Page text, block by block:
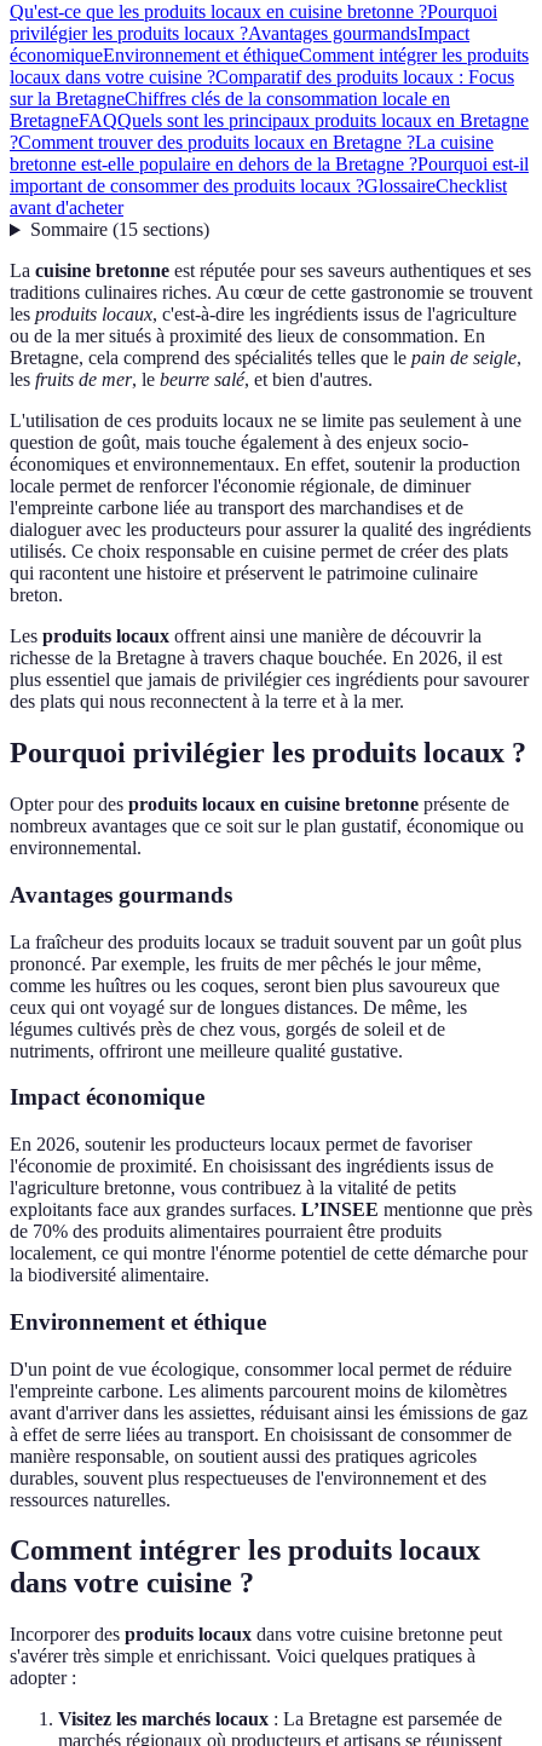
Qu'est-ce que les produits locaux en cuisine bretonne ?Pourquoi
privilégier les produits locaux ?Avantages gourmandsImpact
économiqueEnvironnement et éthiqueComment intégrer les produits
locaux dans votre cuisine ?Comparatif des produits locaux : Focus
sur la BretagneChiffres clés de la consommation locale en
BretagneFAQQuels sont les principaux produits locaux en Bretagne
?Comment trouver des produits locaux en Bretagne ?La cuisine
bretonne est-elle populaire en dehors de la Bretagne ?Pourquoi est-il
important de consommer des produits locaux ?GlossaireChecklist
avant d'acheter
Sommaire(15 sections)
La cuisine bretonne est réputée pour ses saveurs authentiques et ses
traditions culinaires riches. Au cœur de cette gastronomie se trouvent
les produits locaux, c'est-à-dire les ingrédients issus de l'agriculture
ou de la mer situés à proximité des lieux de consommation. En
Bretagne, cela comprend des spécialités telles que le pain de seigle,
les fruits de mer, le beurre salé, et bien d'autres.
L'utilisation de ces produits locaux ne se limite pas seulement à une
question de goût, mais touche également à des enjeux socio-
économiques et environnementaux. En effet, soutenir la production
locale permet de renforcer l'économie régionale, de diminuer
l'empreinte carbone liée au transport des marchandises et de
dialoguer avec les producteurs pour assurer la qualité des ingrédients
utilisés. Ce choix responsable en cuisine permet de créer des plats
qui racontent une histoire et préservent le patrimoine culinaire
breton.
Les produits locaux offrent ainsi une manière de découvrir la
richesse de la Bretagne à travers chaque bouchée. En 2026, il est
plus essentiel que jamais de privilégier ces ingrédients pour savourer
des plats qui nous reconnectent à la terre et à la mer.
Pourquoi privilégier les produits locaux ?
Opter pour des produits locaux en cuisine bretonne présente de
nombreux avantages que ce soit sur le plan gustatif, économique ou
environnemental.
Avantages gourmands
La fraîcheur des produits locaux se traduit souvent par un goût plus
prononcé. Par exemple, les fruits de mer pêchés le jour même,
comme les huîtres ou les coques, seront bien plus savoureux que
ceux qui ont voyagé sur de longues distances. De même, les
légumes cultivés près de chez vous, gorgés de soleil et de
nutriments, offriront une meilleure qualité gustative.
Impact économique
En 2026, soutenir les producteurs locaux permet de favoriser
l'économie de proximité. En choisissant des ingrédients issus de
l'agriculture bretonne, vous contribuez à la vitalité de petits
exploitants face aux grandes surfaces. L’INSEE mentionne que près
de 70% des produits alimentaires pourraient être produits
localement, ce qui montre l'énorme potentiel de cette démarche pour
la biodiversité alimentaire.
Environnement et éthique
D'un point de vue écologique, consommer local permet de réduire
l'empreinte carbone. Les aliments parcourent moins de kilomètres
avant d'arriver dans les assiettes, réduisant ainsi les émissions de gaz
à effet de serre liées au transport. En choisissant de consommer de
manière responsable, on soutient aussi des pratiques agricoles
durables, souvent plus respectueuses de l'environnement et des
ressources naturelles.
Comment intégrer les produits locaux
dans votre cuisine ?
Incorporer des produits locaux dans votre cuisine bretonne peut
s'avérer très simple et enrichissant. Voici quelques pratiques à
adopter :
Visitez les marchés locaux : La Bretagne est parsemée de
marchés régionaux où producteurs et artisans se réunissent